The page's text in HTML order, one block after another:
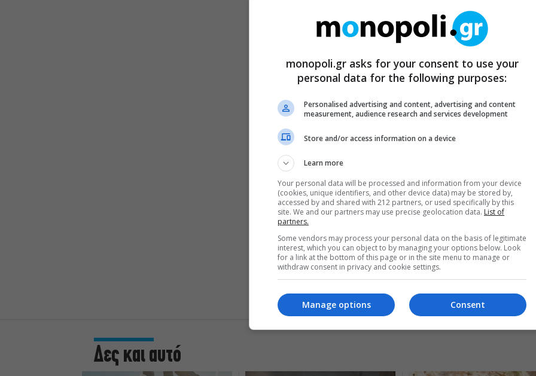
Δες και αυτό
monopoli.gr asks for your consent to use your
personal data for the following purposes:
Personalised advertising and content, advertising and content
measurement, audience research and services development
Store and/or access information on a device
Learn more
Your personal data will be processed and information from your device
(cookies, unique identifiers, and other device data) may be stored by,
accessed by and shared with 212 partners, or used specifically by this
site. We and our partners may use precise geolocation data. List of
partners.
Some vendors may process your personal data on the basis of legitimate
interest, which you can object to by managing your options below. Look
for a link at the bottom of this page or in the site menu to manage or
withdraw consent in privacy and cookie settings.
Consent
Manage options